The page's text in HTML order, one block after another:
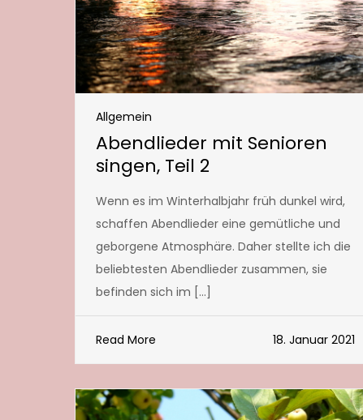
Allgemein
Abendlieder mit Senioren
singen, Teil 2
Wenn es im Winterhalbjahr früh dunkel wird,
schaffen Abendlieder eine gemütliche und
geborgene Atmosphäre. Daher stellte ich die
beliebtesten Abendlieder zusammen, sie
befinden sich im […]
Read More 18. Januar 2021